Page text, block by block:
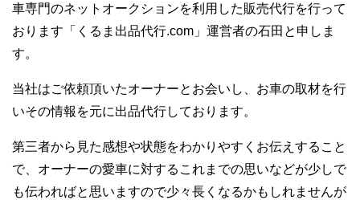
車専門のネットオークションを利用した販売代行を行って
おります「くるま出品代行.com」運営者の石田と申しま
す。
当社はご依頼頂いたオーナーとお会いし、お車の取材を行
いその情報を元に出品代行しております。
第三者から見た感想や状態をわかりやすくお伝えすること
で、オーナーの愛車に対するこれまでの思いなどが少しで
も伝わればと思いますので少々長くなるかもしれませんが